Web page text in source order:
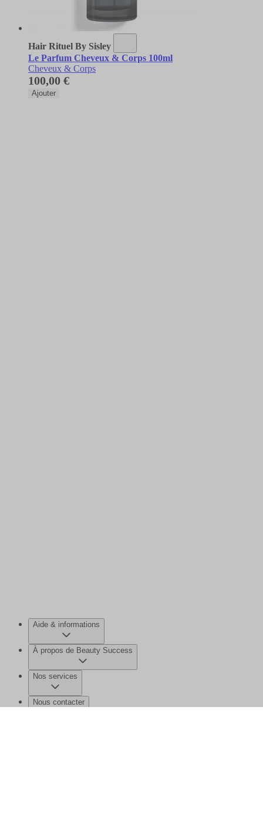
Hair Rituel By Sisley
Le Parfum Cheveux & Corps 100ml
Cheveux & Corps
100,00 €
Ajouter
Aide & informations
À propos de Beauty Success
Nos services
Nous contacter